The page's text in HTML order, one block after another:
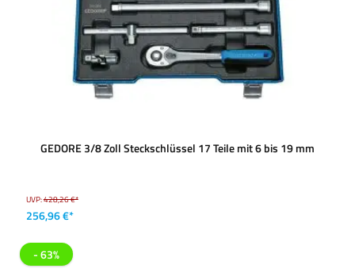
GEDORE 3/8 Zoll Steckschlüssel 17 Teile mit 6 bis 19 mm
UVP:428,26 €*
256,96 €*
- 63%